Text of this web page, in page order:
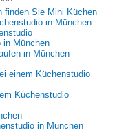
finden Sie Mini Küchen
in München
in München
in München
einem Küchenstudio
Küchenstudio
in München